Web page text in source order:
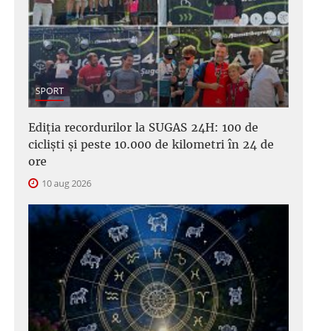
SPORT
Ediția recordurilor la SUGAS 24H: 100 de
cicliști și peste 10.000 de kilometri în 24 de
ore
10 aug 2026